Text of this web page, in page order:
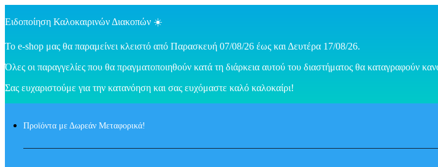
Ειδοποίηση Καλοκαιρινών Διακοπών ☀️
Το e-shop μας θα παραμείνει κλειστό από Παρασκευή 07/08/26 έως και Δευτέρα 17/08/26.
Όλες οι παραγγελίες που θα πραγματοποιηθούν κατά τη διάρκεια αυτού του διαστήματος θα καταγραφούν
Σας ευχαριστούμε για την κατανόηση και σας ευχόμαστε καλό καλοκαίρι!
Προϊόντα με Δωρεάν Μεταφορικά!